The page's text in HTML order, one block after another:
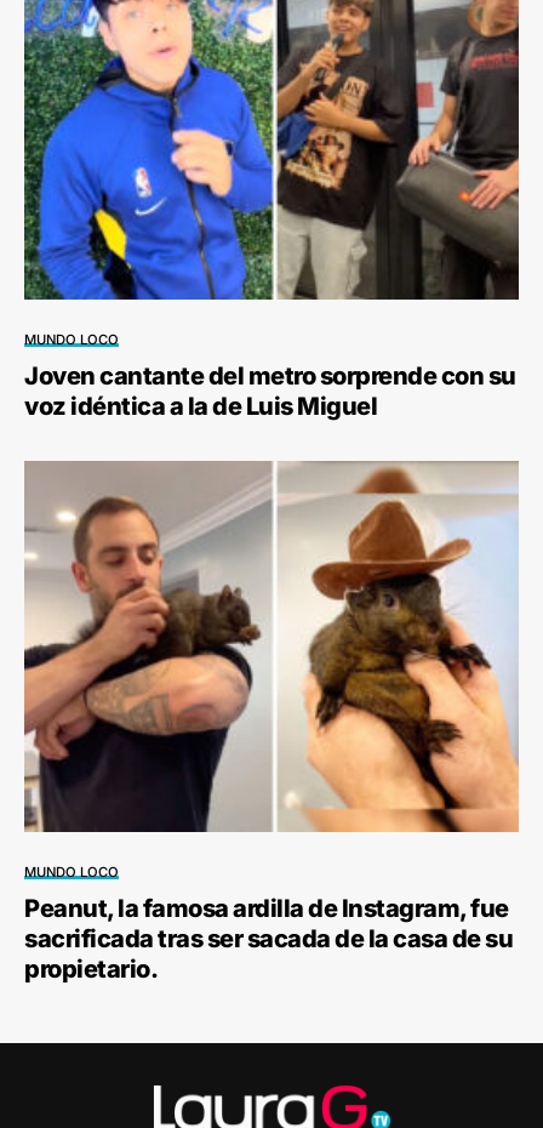
MUNDO LOCO
Joven cantante del metro sorprende con su
voz idéntica a la de Luis Miguel
MUNDO LOCO
Peanut, la famosa ardilla de Instagram, fue
sacrificada tras ser sacada de la casa de su
propietario.